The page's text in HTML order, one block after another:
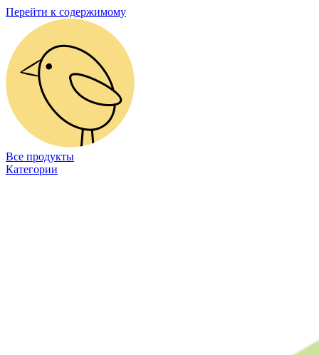
Перейти к содержимому
Все продукты
Категории